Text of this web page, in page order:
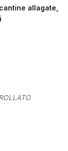
allagate,